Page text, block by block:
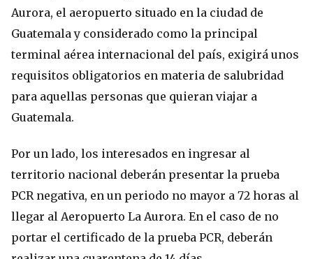
Aurora, el aeropuerto situado en la ciudad de
Guatemala y considerado como la principal
terminal aérea internacional del país, exigirá unos
requisitos obligatorios en materia de salubridad
para aquellas personas que quieran viajar a
Guatemala.
Por un lado, los interesados en ingresar al
territorio nacional deberán presentar la prueba
PCR negativa, en un periodo no mayor a 72 horas al
llegar al Aeropuerto La Aurora. En el caso de no
portar el certificado de la prueba PCR, deberán